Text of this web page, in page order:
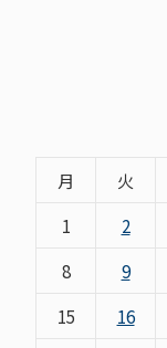
月 火
1
2
8
9
15
16